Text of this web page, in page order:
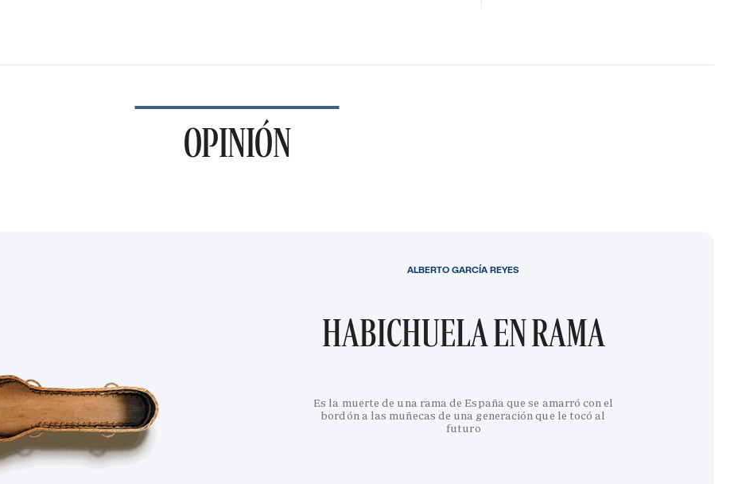
OPINIÓN
HABICHUELA EN RAMA
Es la muerte de una rama de España que se amarró con el
bordón a las muñecas de una generación que le tocó al
futuro
ALBERTO GARCÍA REYES